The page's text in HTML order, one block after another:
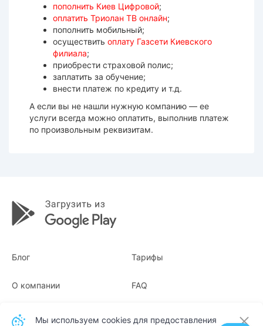
пополнить Киев Цифровой;
оплатить Триолан ТВ онлайн;
пополнить мобильный;
осуществить оплату Газсети Киевского
филиала;
приобрести страховой полис;
заплатить за обучение;
внести платеж по кредиту и т.д.
А если вы не нашли нужную компанию — ее
услуги всегда можно оплатить, выполнив платеж
по произвольным реквизитам.
Блог Тарифы
О компании
Квитанции
FAQ
Мы используем cookies для предоставления